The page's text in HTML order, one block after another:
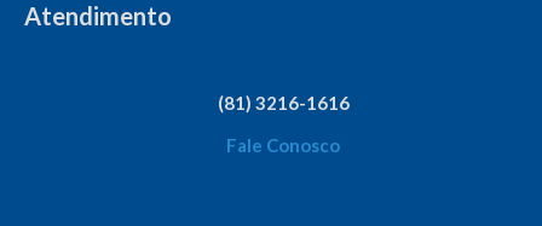
Atendimento
(81) 3216-1616
Fale Conosco